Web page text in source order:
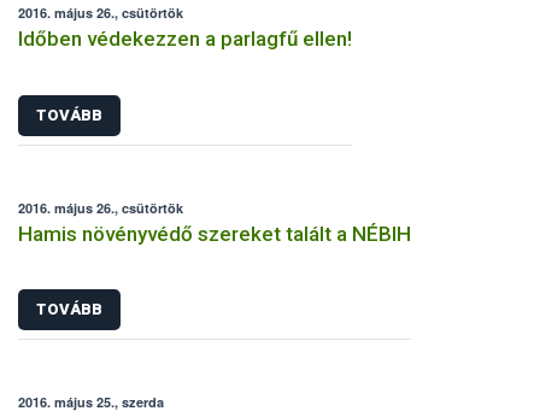
2016. május 26., csütörtök
Időben védekezzen a parlagfű ellen!
TOVÁBB
2016. május 26., csütörtök
Hamis növényvédő szereket talált a NÉBIH
TOVÁBB
2016. május 25., szerda